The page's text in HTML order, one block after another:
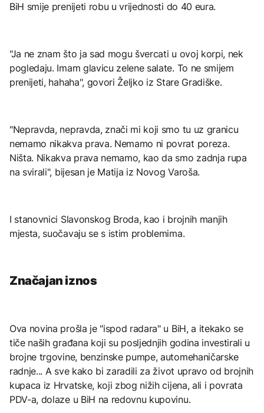
BiH smije prenijeti robu u vrijednosti do 40 eura.
"Ja ne znam što ja sad mogu švercati u ovoj korpi, nek
pogledaju. Imam glavicu zelene salate. To ne smijem
prenijeti, hahaha", govori Željko iz Stare Gradiške.
"Nepravda, nepravda, znači mi koji smo tu uz granicu
nemamo nikakva prava. Nemamo ni povrat poreza.
Ništa. Nikakva prava nemamo, kao da smo zadnja rupa
na svirali", bijesan je Matija iz Novog Varoša.
I stanovnici Slavonskog Broda, kao i brojnih manjih
mjesta, suočavaju se s istim problemima.
Značajan iznos
Ova novina prošla je "ispod radara" u BiH, a itekako se
tiče naših građana koji su posljednjih godina investirali u
brojne trgovine, benzinske pumpe, automehaničarske
radnje... A sve kako bi zaradili za život upravo od brojnih
kupaca iz Hrvatske, koji zbog nižih cijena, ali i povrata
PDV-a, dolaze u BiH na redovnu kupovinu.